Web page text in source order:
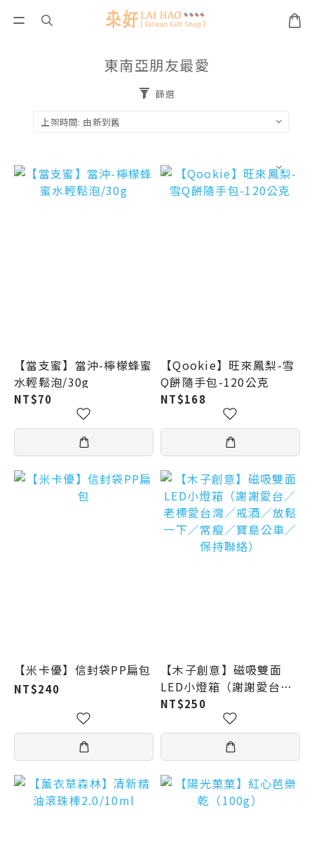
東南亞朋友最愛
篩選
【當支蜜】當沖-檸檬蜂蜜
水輕鬆泡/30g
NT$70
【Qookie】旺來鳳梨-雪
Q餅隨手包-120公克
NT$168
【米卡優】信封袋PP扁包
NT$240
【木子創意】磁吸雙面
LED小燈箱（謝謝愛台／
老標愛台灣／戒酒／放鬆
一下／常瘦／寶島公車／
保持聯絡）
NT$250